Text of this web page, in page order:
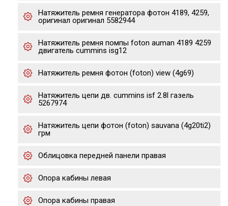
Натяжитель ремня генератора фотон 4189, 4259,
оригинал оригинал 5582944
Натяжитель ремня помпы foton auman 4189 4259
двигатель cummins isg12
Натяжитель ремня фотон (foton) view (4g69)
Натяжитель цепи дв. cummins isf 2.8l газель
5267974
Натяжитель цепи фотон (foton) sauvana (4g20ti2)
грм
Облицовка передней панели правая
Опора кабины левая
Опора кабины правая